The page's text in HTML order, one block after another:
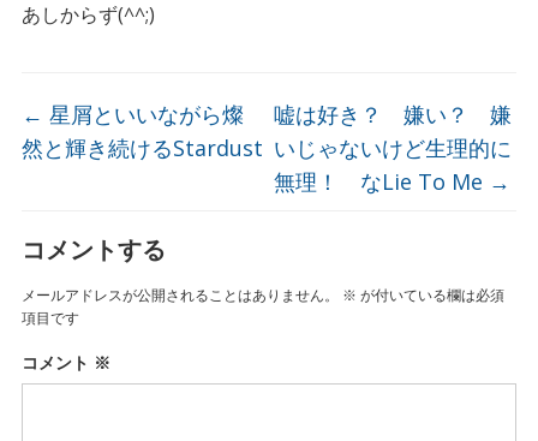
あしからず(^^;)
← 星屑といいながら燦
然と輝き続けるStardust
嘘は好き？ 嫌い？ 嫌
いじゃないけど生理的に
無理！ なLie To Me →
コメントする
メールアドレスが公開されることはありません。 ※ が付いている欄は必須
項目です
コメント ※